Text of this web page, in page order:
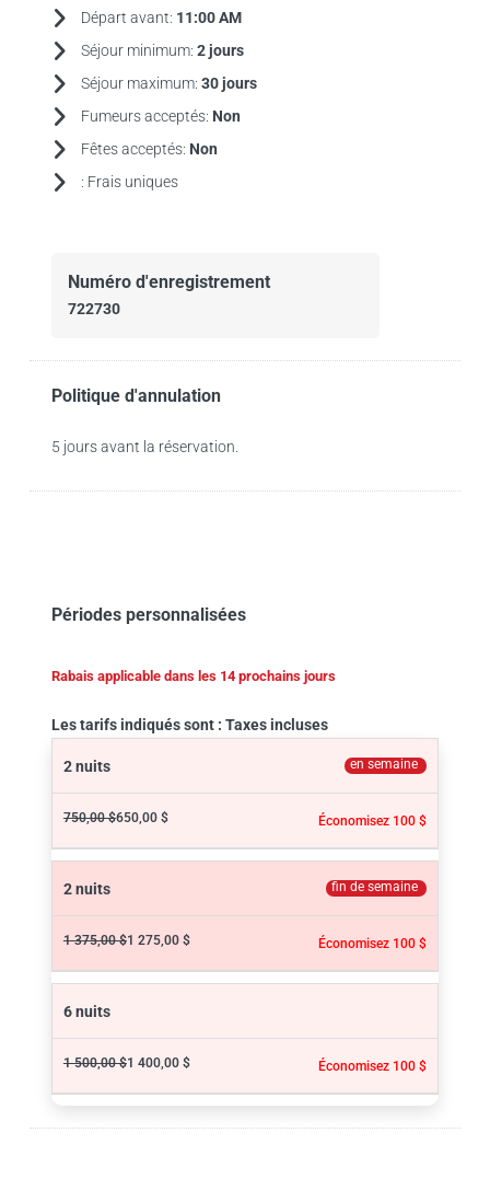
Départ avant: 11:00 AM
Séjour minimum: 2 jours
Séjour maximum: 30 jours
Fumeurs acceptés: Non
Fêtes acceptés: Non
: Frais uniques
Numéro d'enregistrement
722730
Politique d'annulation
5 jours avant la réservation.
Périodes personnalisées
Rabais applicable dans les 14 prochains jours
Les tarifs indiqués sont : Taxes incluses
2 nuits en semaine
750,00 $650,00 $ Économisez 100 $
2 nuits fin de semaine
1 375,00 $1 275,00 $ Économisez 100 $
6 nuits
1 500,00 $1 400,00 $ Économisez 100 $